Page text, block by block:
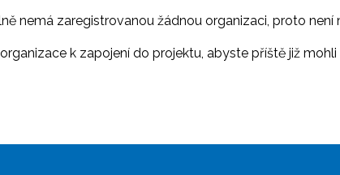
nemá zaregistrovanou žádnou organizaci, proto
k zapojení do projektu, abyste příště již